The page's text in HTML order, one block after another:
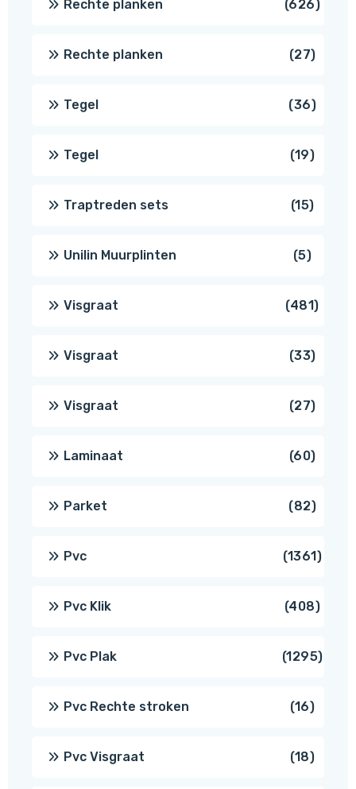
Rechte planken 626626
Rechte planken 2727
Tegel 3636
Tegel 1919
Traptreden sets 1515
Unilin Muurplinten 55
Visgraat 481481
Visgraat 3333
Visgraat 2727
Laminaat 6060
Parket 8282
Pvc 13611361
Pvc Klik 408408
Pvc Plak 12951295
Pvc Rechte stroken 1616
Pvc Visgraat 1818